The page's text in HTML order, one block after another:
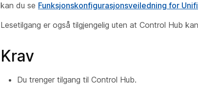
kan du se Funksjonskonfigurasjonsveiledning for
Lesetilgang er også tilgjengelig uten at Control Hub
Krav
Du trenger tilgang til Control Hub.